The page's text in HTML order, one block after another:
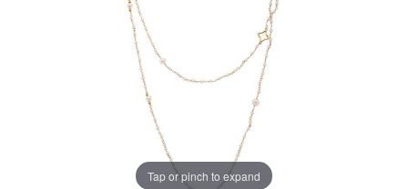
Tap or pinch to expand